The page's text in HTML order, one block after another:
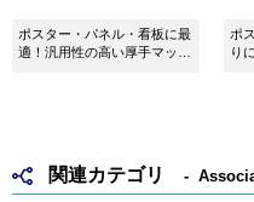
ポスター・パネル・看板に最
適！汎用性の高い厚手マット
ポ
り
関連カテゴリ